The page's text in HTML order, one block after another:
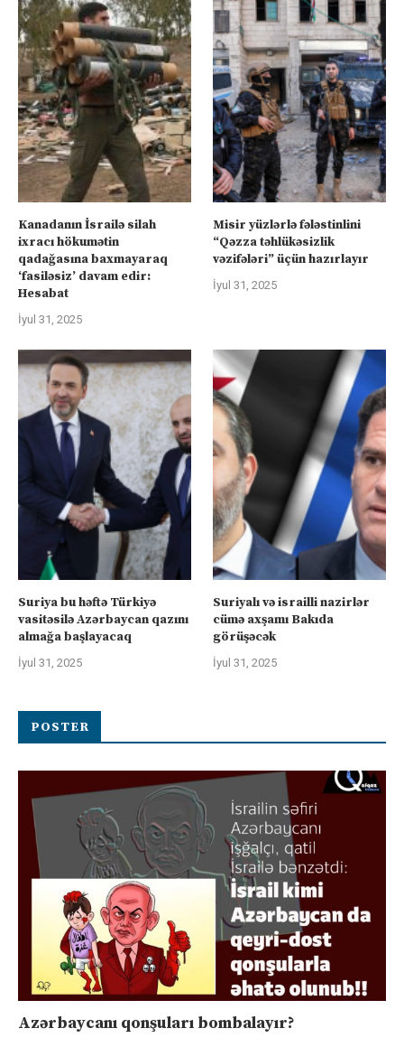
Kanadanın İsrailə silah
ixracı hökumətin
qadağasına baxmayaraq
‘fasiləsiz’ davam edir:
Hesabat
İyul 31, 2025
Misir yüzlərlə fələstinlini
“Qəzza təhlükəsizlik
vəzifələri” üçün hazırlayır
İyul 31, 2025
Suriya bu həftə Türkiyə
vasitəsilə Azərbaycan qazını
almağa başlayacaq
İyul 31, 2025
Suriyalı və israilli nazirlər
cümə axşamı Bakıda
görüşəcək
İyul 31, 2025
POSTER
Azərbaycanı qonşuları bombalayır?